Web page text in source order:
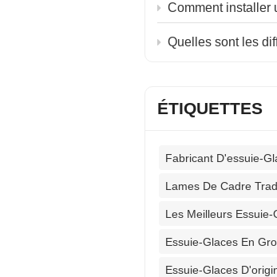
Comment installer un
Quelles sont les différences entre les essuie-
ÉTIQUETTES
Fabricant D'essuie-
Lames De Cadre
Les Meilleurs Essuie-
Essuie-Glaces En
Essuie-Glaces